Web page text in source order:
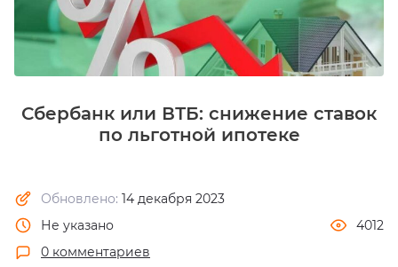
Сбербанк или ВТБ: снижение ставок
по льготной ипотеке
Обновлено: 14 декабря 2023
Не указано
4012
0 комментариев